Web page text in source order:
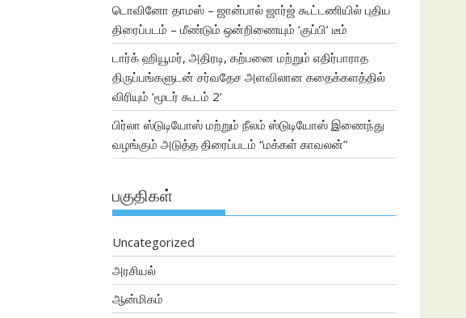
டொவினோ தாமஸ் – ஜான்பால் ஜார்ஜ் கூட்டணியில் புதிய
திரைப்படம் – மீண்டும் ஒன்றிணையும் ‘குப்பி’ டீம்
டார்க் ஹியூமர், அதிரடி, கற்பனை மற்றும் எதிர்பாராத
திருப்பங்களுடன் சர்வதேச அளவிலான கதைக்களத்தில்
விரியும் ‘மூடர் கூடம் 2’
பிர்லா ஸ்டுடியோஸ் மற்றும் நீலம் ஸ்டுடியோஸ் இணைந்து
வழங்கும் அடுத்த திரைப்படம் “மக்கள் காவலன்”
பகுதிகள்
Uncategorized
அரசியல்
ஆன்மிகம்